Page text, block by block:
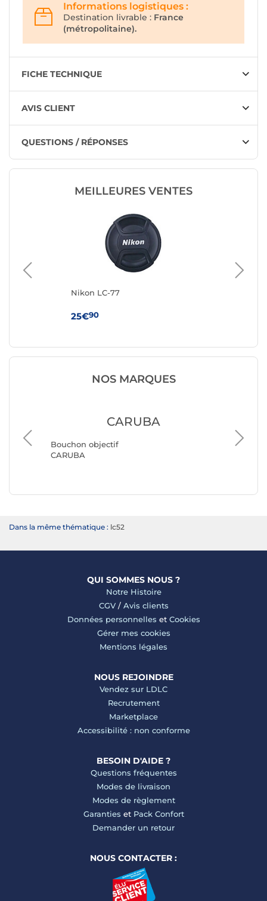
Informations logistiques :
Destination livrable : France
(métropolitaine).
FICHE TECHNIQUE
AVIS CLIENT
QUESTIONS / RÉPONSES
MEILLEURES VENTES
Nikon LC-77
25€90
NOS MARQUES
CARUBA
Bouchon objectif
CARUBA
SIGMA
Dans la même thématique : lc52
QUI SOMMES NOUS ?
Notre Histoire
CGV/ Avis clients
Données personnelles et Cookies
Gérer mes cookies
Mentions légales
NOUS REJOINDRE
Vendez sur LDLC
Recrutement
Marketplace
Accessibilité : non conforme
BESOIN D'AIDE ?
Questions fréquentes
Modes de livraison
Modes de règlement
Garanties et Pack Confort
Demander un retour
NOUS CONTACTER :